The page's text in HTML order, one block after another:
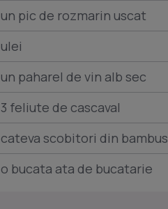
un pic de rozmarin uscat
ulei
un paharel de vin alb sec
3 feliute de cascaval
cateva scobitori din bambus
o bucata ata de bucatarie